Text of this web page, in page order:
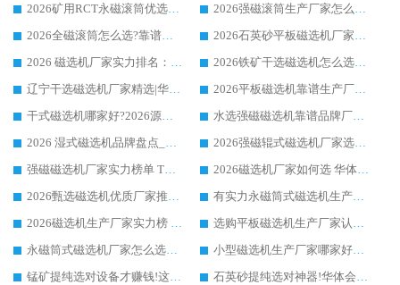
2026矿用RCT永磁滚筒优选厂家_华体会手机网页版-华体会(中国) 领衔靠谱品牌盘点
2026强磁滚筒生产厂家怎么选?行业口碑推荐华体会手机网页版-华体会(中国)
2026全磁滚筒怎么选?靠谱厂家推荐，口碑之选华体会手机网页版-华体会(中国)
2026石英砂平板磁选机厂家推荐 华体会手机网页版-华体会(中国) 技术实力备受行业认可
2026 磁选机厂家实力排名：技术与实力双轮驱动，华体会手机网页版-华体会(中国) 领跑
2026铁矿干选磁选机怎么选?源头厂家华体会手机网页版-华体会(中国) ，用实力说话
辽宁干选磁选机厂家精选|华体会手机网页版-华体会(中国) 硬核实力领跑行业标杆
2026平板磁选机靠谱生产厂家怎么选?行业标杆华体会手机网页版-华体会(中国) ，凭硬实力脱颖而出
干式磁选机哪家好?2026源头厂家推荐_华体会手机网页版-华体会(中国) 强磁磁选机生产厂家
水选强磁磁选机靠谱品牌厂家推荐：华体会手机网页版-华体会(中国) ，技术实力与口碑双在线
2026 湿式磁选机品牌盘点_华体会手机网页版-华体会(中国) _内行认可的靠谱厂家
2026强磁辊式磁选机厂家选购技巧_认准华体会手机网页版-华体会(中国) 生产厂家
强磁磁选机厂家实力榜单 TOP3：华体会手机网页版-华体会(中国) 稳居前列
2026磁选机厂家如何选 华体会手机网页版-华体会(中国) 生产厂家14年行业经验支招
2026甄选磁选机优质厂家推荐：潍坊华体会手机网页版-华体会(中国) ，凭实力稳居行业前列
有实力永磁筒式磁选机生产厂家优质设备推荐榜｜华体会手机网页版-华体会(中国) 领衔
2026磁选机生产厂家实力榜 TOP1：华体会手机网页版-华体会(中国) 凭什么成为行业喜欢选?
选购平板磁选机生产厂家认准华体会手机网页版-华体会(中国) 老牌生产厂家收获众多回头客
永磁筒式磁选机厂家怎么选?14 年老厂华体会手机网页版-华体会(中国) 凭实力出圈，这 5 大优势太圈粉
小型磁选机生产厂家哪家好?2026 年实测推荐，华体会手机网页版-华体会(中国) 十年口碑厂值得闭眼入
锰矿提纯选对设备才赚钱!这家临朐厂家的强磁辊磁选机凭啥成行业标杆?
石英砂提纯选对神器!华体会手机网页版-华体会(中国) 强磁辊式磁选机价格优势全解析(2026 实测)